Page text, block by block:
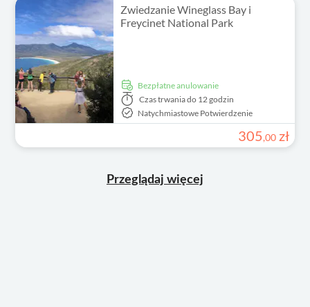
Zwiedzanie Wineglass Bay i
Freycinet National Park
Bezpłatne anulowanie
Czas trwaniado 12 godzin
Natychmiastowe Potwierdzenie
305,00 zł
Przeglądaj więcej